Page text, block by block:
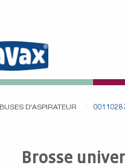
BUSES D'ASPIRATEUR
Brosse